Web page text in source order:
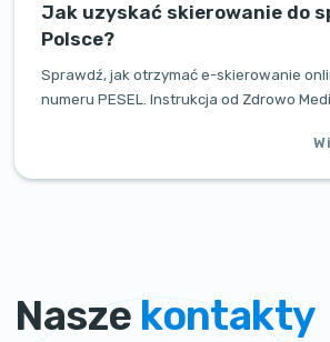
Jak uzyskać skierowanie do
Polsce?
Sprawdź, jak otrzymać e-skierowanie
numeru PESEL. Instrukcja od Zdrowo
Nasze kontakty